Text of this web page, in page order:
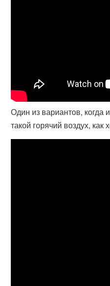
Один из вариантов, когда
такой горячий воздух, как